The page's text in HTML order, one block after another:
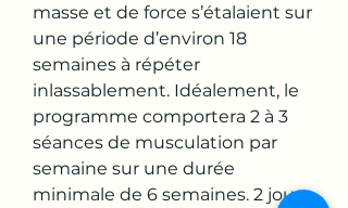
masse et de force s’étalaient sur
une période d’environ 18
semaines à répéter
inlassablement. Idéalement, le
programme comportera 2 à 3
séances de musculation par
semaine sur une durée
minimale de 6 semaines. 2 jours